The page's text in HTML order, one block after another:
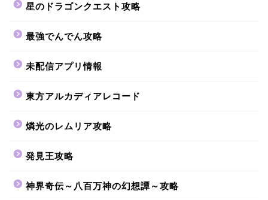
星のドラゴンクエスト攻略
最強でんでん攻略
未配信アプリ情報
東方アルカディアレコード
燐光のレムリア攻略
発見王攻略
神界奇伝～八百万神の幻想譚～攻略